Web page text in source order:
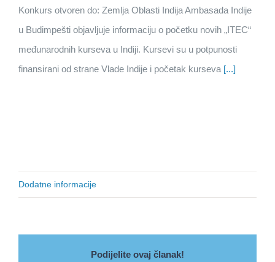
Konkurs otvoren do: Zemlja Oblasti Indija Ambasada Indije
u Budimpešti objavljuje informaciju o početku novih „ITEC“
međunarodnih kurseva u Indiji. Kursevi su u potpunosti
finansirani od strane Vlade Indije i početak kurseva [...]
Dodatne informacije
Podijelite ovaj članak!